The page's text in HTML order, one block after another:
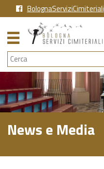
BolognaServiziCimiteriali
Cerca
News e Media